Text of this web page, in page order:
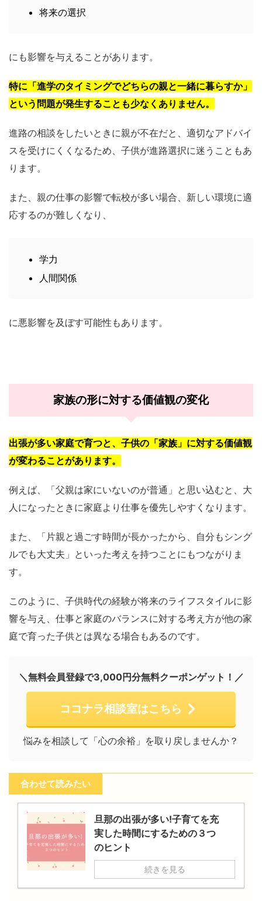
将来の選択
にも影響を与えることがあります。
特に「進学のタイミングでどちらの親と一緒に暮らすか」
という問題が発生することも少なくありません。
進路の相談をしたいときに親が不在だと、適切なアドバイ
スを受けにくくなるため、子供が進路選択に迷うこともあ
ります。
また、親の仕事の影響で転校が多い場合、新しい環境に適
応するのが難しくなり、
学力
人間関係
に悪影響を及ぼす可能性もあります。
家族の形に対する価値観の変化
出張が多い家庭で育つと、子供の「家族」に対する価値観
が変わることがあります。
例えば、「父親は家にいないのが普通」と思い込むと、大
人になったときに家庭より仕事を優先しやすくなります。
また、「片親と過ごす時間が長かったから、自分もシング
ルでも大丈夫」といった考えを持つことにもつながりま
す。
このように、子供時代の経験が将来のライフスタイルに影
響を与え、仕事と家庭のバランスに対する考え方が他の家
庭で育った子供とは異なる場合もあるのです。
＼無料会員登録で3,000円分無料クーポンゲット！／
ココナラ相談室はこちら
悩みを相談して「心の余裕」を取り戻しませんか？
合わせて読みたい
旦那の出張が多い!子育てを充
実した時間にするための３つ
のヒント
続きを見る